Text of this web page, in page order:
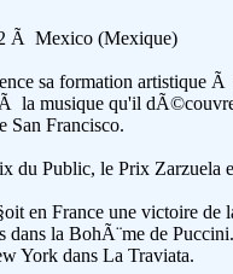
Ã Mexico (Mexique)
sa formation
la musique qu'il
Francisco.
du Public, le Prix Zarzuela
en France une victoire
la BohÃ¨me de
York dans La Traviata.